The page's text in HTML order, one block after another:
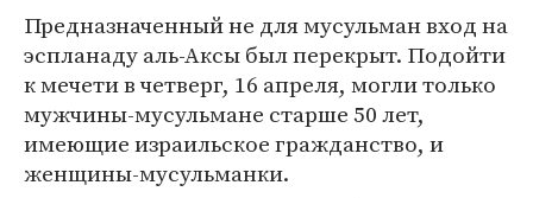
Предназначенный не для мусульман вход на
эспланаду аль-Аксы был перекрыт. Подойти
к мечети в четверг, 16 апреля, могли только
мужчины-мусульмане старше 50 лет,
имеющие израильское гражданство, и
женщины-мусульманки.